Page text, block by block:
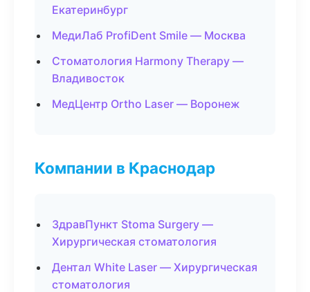
Екатеринбург
МедиЛаб ProfiDent Smile — Москва
Стоматология Harmony Therapy —
Владивосток
МедЦентр Ortho Laser — Воронеж
Компании в Краснодар
ЗдравПункт Stoma Surgery —
Хирургическая стоматология
Дентал White Laser — Хирургическая
стоматология